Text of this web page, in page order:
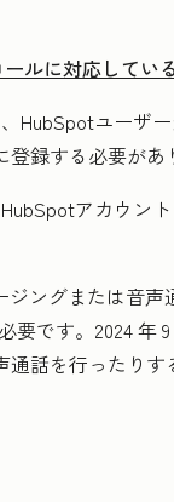
ルに対応してい
HubSpotユーザ
録する必要があ
アカウン
ジングまたは音
です。2024 年
話を行ったり